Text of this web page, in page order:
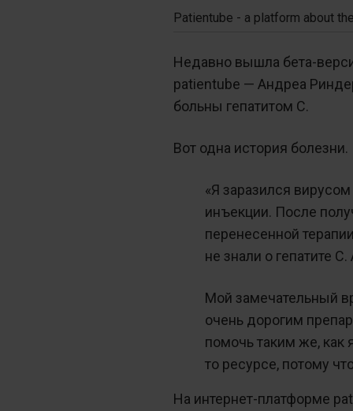
Patientube - a platform about
Недавно вышла бета-
patientube — Андреа
больны гепатитом С.
Вот одна история болезни.
«Я заразился
инъекции. После
перенесенной
не знали о гепатите
Мой замечательный
очень дорогим
помочь таким же, как
то ресурсе, потому
На интернет-платформе